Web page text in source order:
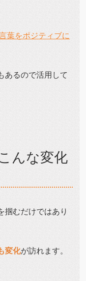
葉をポジティブに
あるので活用して
んな変化
掴むだけではあり
変化が訪れます。